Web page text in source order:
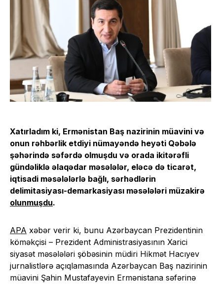
Xatırladım ki, Ermənistan Baş nazirinin müavini və
onun rəhbərlik etdiyi nümayəndə heyəti Qəbələ
şəhərində səfərdə olmuşdu və orada ikitərəfli
gündəliklə əlaqədar məsələlər, eləcə də ticarət,
iqtisadi məsələlərlə bağlı, sərhədlərin
delimitasiyası-demarkasiyası məsələləri müzakirə
olunmuşdu.
APA xəbər verir ki, bunu Azərbaycan Prezidentinin
köməkçisi – Prezident Administrasiyasının Xarici
siyasət məsələləri şöbəsinin müdiri Hikmət Hacıyev
jurnalistlərə açıqlamasında Azərbaycan Baş nazirinin
müavini Şahin Mustafayevin Ermənistana səfərinə